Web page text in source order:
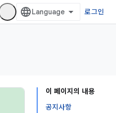
로그인
이 페이지의 내용
공지사항